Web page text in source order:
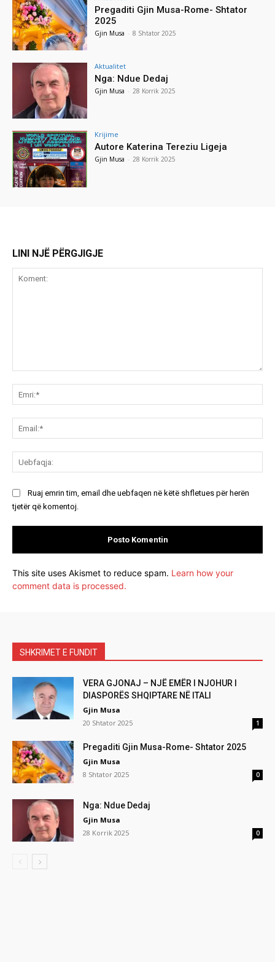
Pregaditi Gjin Musa-Rome- Shtator
2025
Gjin Musa - 8 Shtator 2025
Aktualitet
Nga: Ndue Dedaj
Gjin Musa - 28 Korrik 2025
Krijime
Autore Katerina Tereziu Ligeja
Gjin Musa - 28 Korrik 2025
LINI NJË PËRGJIGJE
Ruaj emrin tim, email dhe uebfaqen në këtë shfletues për herën
tjetër që komentoj.
This site uses Akismet to reduce spam. Learn how your
comment data is processed.
SHKRIMET E FUNDIT
VERA GJONAJ – NJË EMËR I NJOHUR I
DIASPORËS SHQIPTARE NË ITALI
Gjin Musa
20 Shtator 2025
1
Pregaditi Gjin Musa-Rome- Shtator 2025
Gjin Musa
8 Shtator 2025
0
Nga: Ndue Dedaj
Gjin Musa
28 Korrik 2025
0